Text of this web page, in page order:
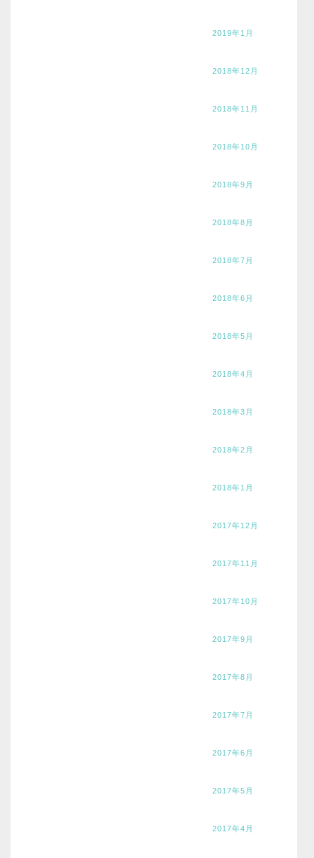
2019年1月
2018年12月
2018年11月
2018年10月
2018年9月
2018年8月
2018年7月
2018年6月
2018年5月
2018年4月
2018年3月
2018年2月
2018年1月
2017年12月
2017年11月
2017年10月
2017年9月
2017年8月
2017年7月
2017年6月
2017年5月
2017年4月